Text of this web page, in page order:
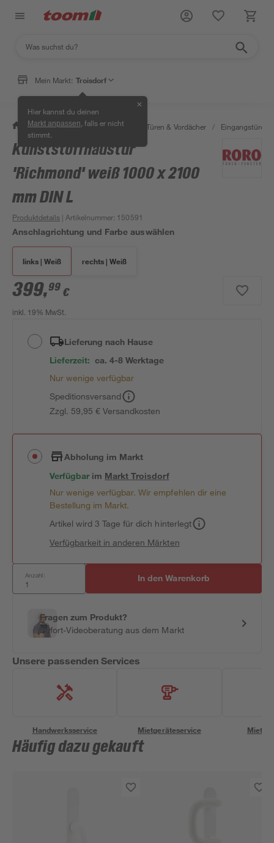
Mein Markt: Troisdorf
Hier kannst du deinen
Markt anpassen , falls er nicht
stimmt.
✕
/ Bauen & Renovieren / Fenster, Türen & Vordächer / Eingangstüren
Kunststoffhaustür
'Richmond' weiß 1000 x 2100
mm DIN L
Produktdetails | Artikelnummer: 150591
Anschlagrichtung und Farbe auswählen
links | Weiß rechts | Weiß
399,99 €
inkl. 19% MwSt.
Lieferung nach Hause
Lieferzeit: ca. 4-8 Werktage
Nur wenige verfügbar
Speditionsversand
Zzgl. 59,95 € Versandkosten
Abholung im Markt
Verfügbar im MarktTroisdorf
Nur wenige verfügbar. Wir empfehlen dir eine
Bestellung im Markt.
Artikel wird 3 Tage für dich hinterlegt
Verfügbarkeit in anderen Märkten
Anzahl: In den Warenkorb
Fragen zum Produkt?
Sofort-Videoberatung aus dem Markt
Unsere passenden Services
Handwerksservice Mietgeräteservice
Häufig dazu gekauft